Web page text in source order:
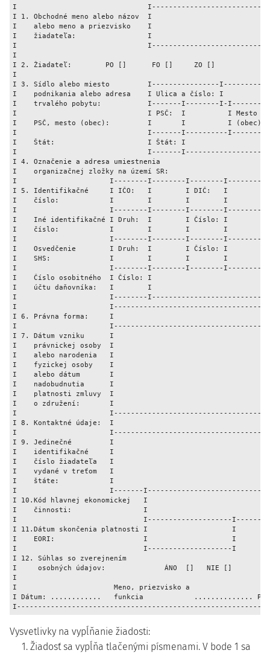
I
I 1. Obchodné meno alebo názov  I
I    alebo meno a priezvisko    I
I    žiadateľa:                 I
I
I
I 2. Žiadateľ:        PO []      FO []     ZO []
I
I 3. Sídlo alebo miesto         I----------------
I    podnikania alebo adresa    I Ulica a číslo: I
I    trvalého pobytu:           I-------I--------I-
I                               I PSČ:  I          I Mesto
I    PSČ, mesto (obec):         I       I          I
I                               I-------I----------
I    Štát:                      I Štát: I
I                               I-------
I 4. Označenie a adresa umiestnenia
I    organizačnej zložky na území SR:
I                      I--------I--------I--------I--------
I 5. Identifikačné     I IČO:   I        I DIČ:   I
I    číslo:            I        I        I        I        I
I                      I--------I--------I--------I--------
I    Iné identifikačné I Druh:  I        I Číslo: I
I    číslo:            I        I        I        I
I                      I--------I--------I--------
I    Osvedčenie        I Druh:  I        I Číslo: I
I    SHS:              I        I        I        I
I                      I--------I--------I--------
I    Číslo osobitného  I Číslo: I
I    účtu daňovníka:   I        I
I                      I--------
I
I 6. Právna forma:     I
I
I 7. Dátum vzniku      I
I    právnickej osoby  I
I    alebo narodenia   I
I    fyzickej osoby    I
I    alebo dátum       I
I    nadobudnutia      I
I    platnosti zmluvy  I
I    o združení:       I
I
I 8. Kontaktné údaje:  I
I
I 9. Jedinečné         I
I    identifikačné     I
I    číslo žiadateľa   I
I    vydané v treťom   I
I    štáte:            I
I                      I-------
I 10.Kód hlavnej ekonomickej   I
I    činnosti:                 I
I                              I--------------------
I 11.Dátum skončenia platnosti I                    I
I    EORI:                     I                    I
I                              I--------------------I
I 12. Súhlas so zverejnením
I     osobných údajov:              ÁNO  []   NIE []
I
I                       Meno, priezvisko a
I Dátum: ............   funkcia            ..............
Vysvetlivky na vypĺňanie žiadosti:
1. Žiadosť sa vypĺňa tlačenými písmenami. V bode 1 sa